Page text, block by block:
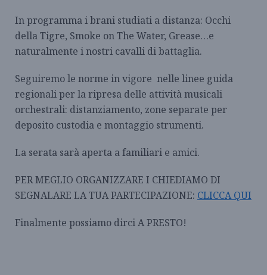
In programma i brani studiati a distanza: Occhi
della Tigre, Smoke on The Water, Grease…e
naturalmente i nostri cavalli di battaglia.
Seguiremo le norme in vigore nelle linee guida
regionali per la ripresa delle attività musicali
orchestrali: distanziamento, zone separate per
deposito custodia e montaggio strumenti.
La serata sarà aperta a familiari e amici.
PER MEGLIO ORGANIZZARE I CHIEDIAMO DI
SEGNALARE LA TUA PARTECIPAZIONE: CLICCA QUI
Finalmente possiamo dirci A PRESTO!